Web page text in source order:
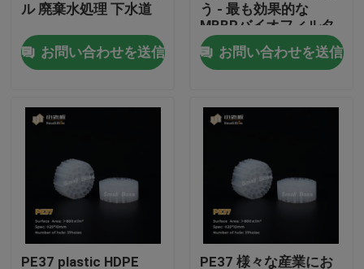
私達に連絡しなさい
ブログ
引用を要求しなさい
MBBRフィルタメディア
MBBRの生物媒体
ル 廃棄水処理 下水道
お問い合わせを送信
う - 最も効果的な
MBBRバイオフィルタ
ーろ材
お問い合わせを送信
PE37 plastic HDPE PE37 様々な産業にお